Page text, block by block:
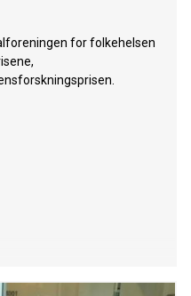
for folkehelsen